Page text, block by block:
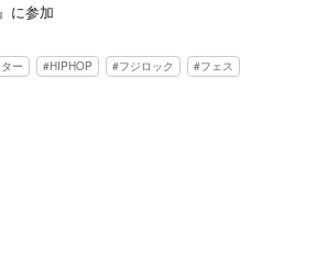
に参加
ー HIPHOP フジロック
フェス